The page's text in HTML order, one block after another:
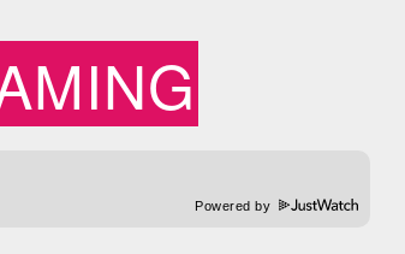
Powered by